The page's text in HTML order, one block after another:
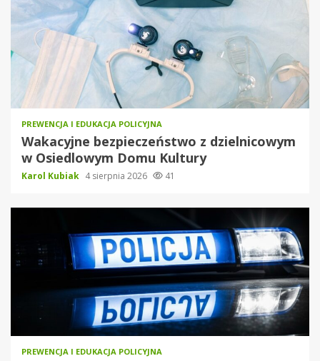
PREWENCJA I EDUKACJA POLICYJNA
Wakacyjne bezpieczeństwo z dzielnicowym
w Osiedlowym Domu Kultury
Karol Kubiak 4 sierpnia 2026 41
PREWENCJA I EDUKACJA POLICYJNA